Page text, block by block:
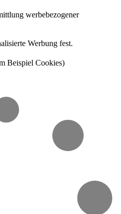
werbebezogener
Werbung fest.
Beispiel Cookies)